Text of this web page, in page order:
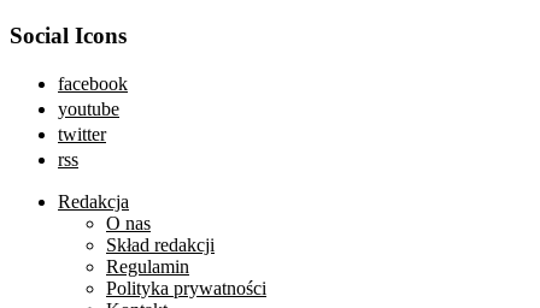
Social Icons
facebook
youtube
twitter
rss
Redakcja
O nas
Skład redakcji
Regulamin
Polityka prywatności